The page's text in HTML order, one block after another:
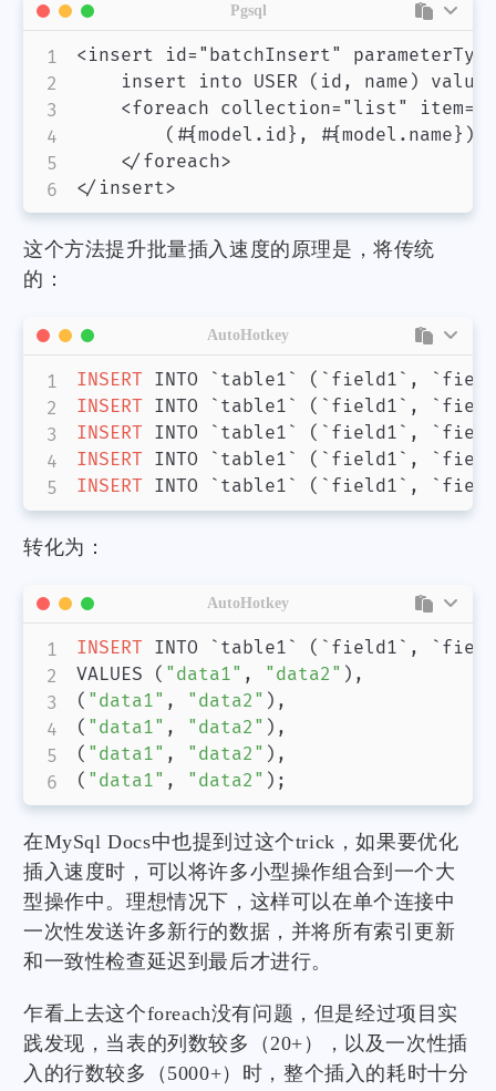
<insert id="batchInsert"
    insert into USER (id, name) values
<foreach collection="list"
        (#{model.id}, #{model.name})
    </foreach>
Pgsql
这个方法提升批量插入速度的原理是，将传统
的：
INSERT INTO `table1` ( `field1` ,
INSERT INTO `table1` ( `field1` ,
INSERT INTO `table1` ( `field1` ,
INSERT INTO `table1` ( `field1` ,
INSERT INTO `table1` ( `field1` ,
AutoHotkey
转化为：
INSERT INTO `table1` ( `field1` ,
VALUES ( "data1" , "data2" ) ,
( "data1" , "data2" ) ,
( "data1" , "data2" ) ,
( "data1" , "data2" ) ,
( "data1" , "data2" )
AutoHotkey
在MySql Docs中也提到过这个trick，如果要优化
插入速度时，可以将许多小型操作组合到一个大
型操作中。理想情况下，这样可以在单个连接中
一次性发送许多新行的数据，并将所有索引更新
和一致性检查延迟到最后才进行。
乍看上去这个foreach没有问题，但是经过项目实
践发现，当表的列数较多（20+），以及一次性插
入的行数较多（5000+）时，整个插入的耗时十分